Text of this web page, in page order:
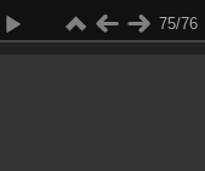
75/76